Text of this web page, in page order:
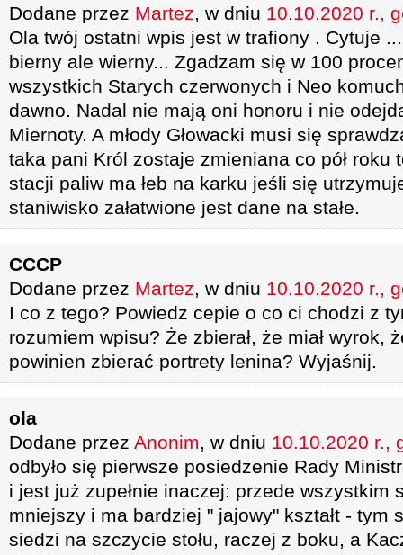
Dodane przez Martez, w dniu 10.10.2020 r.,
Ola twój ostatni wpis jest w trafiony . Cytuje
bierny ale wierny... Zgadzam się w 100
wszystkich Starych czerwonych i Neo
dawno. Nadal nie mają oni honoru i nie
Miernoty. A młody Głowacki musi się
taka pani Król zostaje zmieniana co pół roku
stacji paliw ma łeb na karku jeśli się
staniwisko załatwione jest dane na stałe.
CCCP
Dodane przez Martez, w dniu 10.10.2020 r.,
I co z tego? Powiedz cepie o co ci chodzi z
rozumiem wpisu? Że zbierał, że miał wyrok,
powinien zbierać portrety lenina? Wyjaśnij.
ola
Dodane przez Anonim, w dniu 10.10.2020 r.,
odbyło się pierwsze posiedzenie Rady
i jest już zupełnie inaczej: przede wszystkim
mniejszy i ma bardziej " jajowy" kształt - tym
siedzi na szczycie stołu, raczej z boku, a